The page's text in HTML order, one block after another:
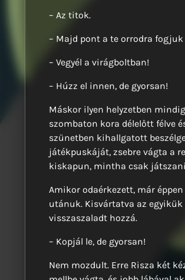
– Az titok.
– Majd pont a te orrodra
– Vegyél a virágboltban!
– Húzz el innen, de gyorsan!
Máskor ilyen helyzetben
szombaton kora délelőtt félve
szünetben kihallgatott
játékpuskáját, zsebre vágta a
kiskapun, mintha csak
Amikor odaérkezett, már
utánuk. Kisvártatva az
visszaszaladt hozzá.
– Kopjál le, de gyorsan!
Nem mozdult. Erre Risza két